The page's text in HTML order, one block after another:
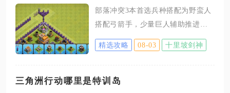
链进行强化，这两个部位带来的攻击
加成收益最高，前期可以稳定强化至
+7，积累足够晶石之后再尝试冲击更
加等级提升至20级，再推进强化突
部落冲突3本首选兵种搭配为野蛮人
搭配弓箭手，少量巨人辅助推进，
配合哥布林快速掠夺资源，这套流
派成本低、出兵快、容错率极高，
局，不管是冲杯还是打资源都十分
精选攻略 08-03 十里坡剑神
三角洲行动哪里是特训岛